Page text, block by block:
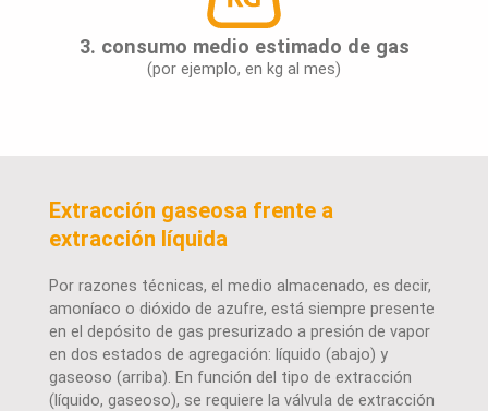
3. consumo medio estimado de gas
(por ejemplo, en kg al mes)
Extracción gaseosa frente a
extracción líquida
Por razones técnicas, el medio almacenado, es decir,
amoníaco o dióxido de azufre, está siempre presente
en el depósito de gas presurizado a presión de vapor
en dos estados de agregación: líquido (abajo) y
gaseoso (arriba). En función del tipo de extracción
(líquido, gaseoso), se requiere la válvula de extracción